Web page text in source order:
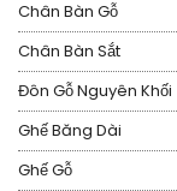
Chân Bàn Gỗ
Chân Bàn Sắt
Đôn Gỗ Nguyên Khối
Ghế Băng Dài
Ghế Gỗ